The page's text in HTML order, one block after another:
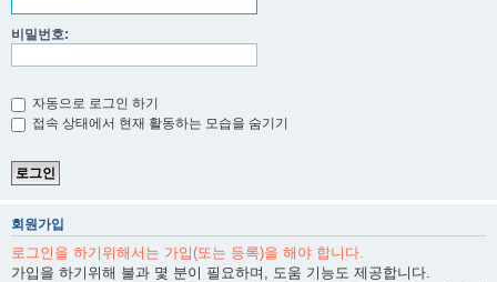
비밀번호:
자동으로 로그인 하기
접속 상태에서 현재 활동하는 모습을 숨기기
회원가입
로그인을 하기위해서는 가입(또는 등록)을 해야 합니다.
가입을 하기위해 불과 몇 분이 필요하며, 도움 기능도 제공합니다.